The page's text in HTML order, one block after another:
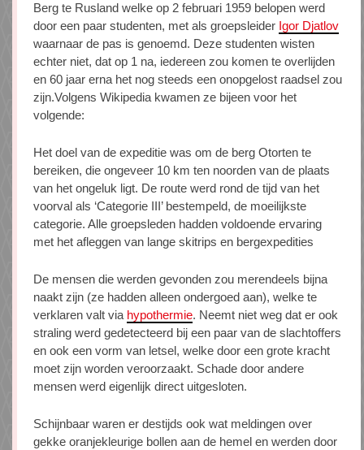
Berg te Rusland welke op 2 februari 1959 belopen werd
door een paar studenten, met als groepsleider Igor Djatlov
waarnaar de pas is genoemd. Deze studenten wisten
echter niet, dat op 1 na, iedereen zou komen te overlijden
en 60 jaar erna het nog steeds een onopgelost raadsel zou
zijn.Volgens Wikipedia kwamen ze bijeen voor het
volgende:
Het doel van de expeditie was om de berg Otorten te
bereiken, die ongeveer 10 km ten noorden van de plaats
van het ongeluk ligt. De route werd rond de tijd van het
voorval als ‘Categorie III’ bestempeld, de moeilijkste
categorie. Alle groepsleden hadden voldoende ervaring
met het afleggen van lange skitrips en bergexpedities
De mensen die werden gevonden zou merendeels bijna
naakt zijn (ze hadden alleen ondergoed aan), welke te
verklaren valt via hypothermie. Neemt niet weg dat er ook
straling werd gedetecteerd bij een paar van de slachtoffers
en ook een vorm van letsel, welke door een grote kracht
moet zijn worden veroorzaakt. Schade door andere
mensen werd eigenlijk direct uitgesloten.
Schijnbaar waren er destijds ook wat meldingen over
gekke oranjekleurige bollen aan de hemel en werden door